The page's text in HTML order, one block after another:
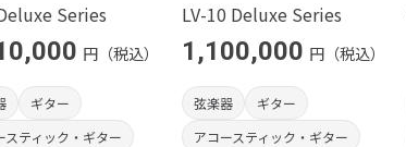
Series
円（税込）
ギター
スティック・ギター
LV-10 Deluxe Series
1,100,000 円（税込）
弦楽器
ギター
アコースティック・ギター